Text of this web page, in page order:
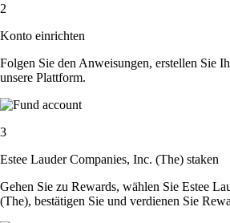
2
Konto einrichten
Folgen Sie den Anweisungen, erstellen Sie
unsere Plattform.
3
Estee Lauder Companies, Inc. (The) staken
Gehen Sie zu Rewards, wählen Sie Estee
(The), bestätigen Sie und verdienen Sie